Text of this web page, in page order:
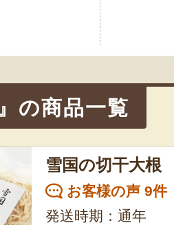
の商品一覧
雪国の切干大根
お客様の声 9件
発送時期：通年